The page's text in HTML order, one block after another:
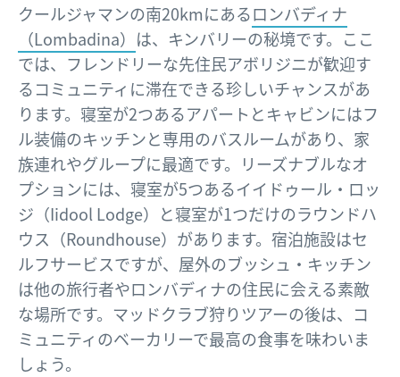
クールジャマンの南20kmにあるロンバディナ
（Lombadina） は、キンバリーの秘境です。ここ
では、フレンドリーな先住民アボリジニが歓迎す
るコミュニティに滞在できる珍しいチャンスがあ
ります。寝室が2つあるアパートとキャビンにはフ
ル装備のキッチンと専用のバスルームがあり、家
族連れやグループに最適です。リーズナブルなオ
プションには、寝室が5つあるイイドゥール・ロッ
ジ（Iidool Lodge）と寝室が1つだけのラウンドハ
ウス（Roundhouse）があります。宿泊施設はセ
ルフサービスですが、屋外のブッシュ・キッチン
は他の旅行者やロンバディナの住民に会える素敵
な場所です。マッドクラブ狩りツアーの後は、コ
ミュニティのベーカリーで最高の食事を味わいま
しょう。